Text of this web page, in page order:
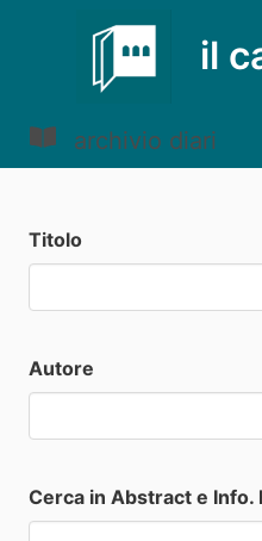
il
archivio diari
Titolo
Autore
Cerca in Abstract e Info.